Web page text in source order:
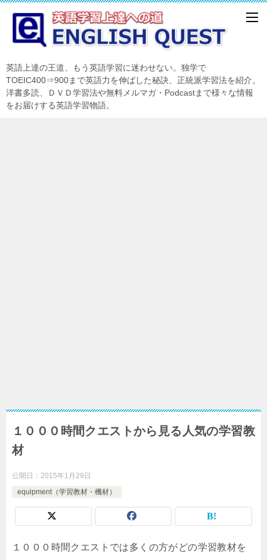
英語上達の王道、もう英語学習に迷わせない。独学で
TOEIC400⇒900まで英語力を伸ばした秘訣、正統派学習法を紹介。
洋書多読、ＤＶＤ学習法や無料メルマガ・Podcastまで様々な情報
をお届けする英語学習物語。
１０００時間クエストから見る人気の学習教
材
公開日： 2015年1月29日
equipment（学習教材・機材）
１０００時間クエストでは多くの方がどの学習教材を